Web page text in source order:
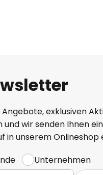
exklusiven
wir senden Ihnen
in unserem Onlineshop
Unternehmen